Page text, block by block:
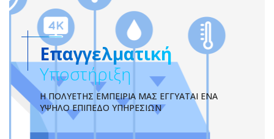
Επαγγελματική
Υποστήριξη
Η ΠΟΛΥΕΤΉΣ ΕΜΠΕΙΡΊΑ ΜΑΣ ΕΓΓΥΆΤΑΙ ΈΝΑ
ΥΨΗΛΌ ΕΠΊΠΕΔΟ ΥΠΗΡΕΣΙΏΝ